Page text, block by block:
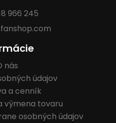
966 245
nás
údajov
a cenník
výmena tovaru
osobných údajov